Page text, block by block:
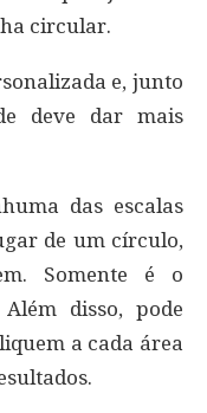
circular.
e, junto
deve dar mais
das escalas
de um círculo,
Somente é o
disso, pode
a cada área